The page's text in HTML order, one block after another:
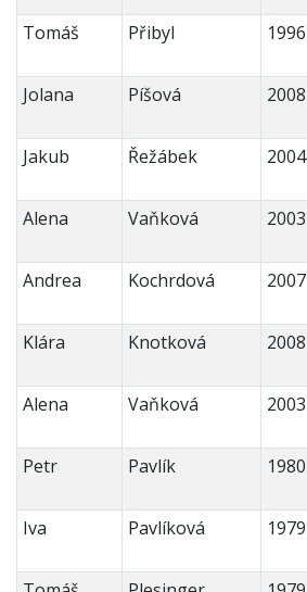
Tomáš Přibyl 1996
Jolana Píšová 2008
Jakub Řežábek 2004
Alena Vaňková 2003
Andrea Kochrdová 2007
Klára Knotková 2008
Alena Vaňková 2003
Petr Pavlík 1980
Iva Pavlíková 1979